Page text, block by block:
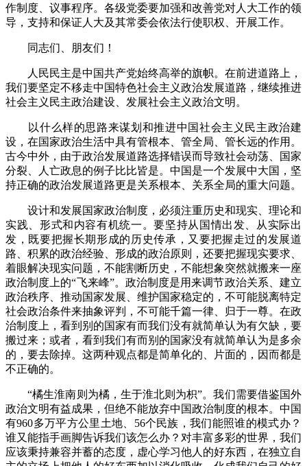
作制度、议事程序。各级党委要加强和改善党对人大工作的领
导，支持和保证人大及其常委会依法行使职权、开展工作。
同志们、朋友们！
人民民主是中国共产党始终高举的旗帜。在前进道路上，
我们要坚定不移走中国特色社会主义政治发展道路，继续推进
社会主义民主政治建设、发展社会主义政治文明。
以什么样的思路来谋划和推进中国社会主义民主政治建
设，在国家政治生活中具有管根本、管全局、管长远的作用。
古今中外，由于政治发展道路选择错误而导致社会动荡、国家
分裂、人亡政息的例子比比皆是。中国是一个发展中大国，坚
持正确的政治发展道路更是关系根本、关系全局的重大问题。
设计和发展国家政治制度，必须注重历史和现实、理论和
实践、形式和内容有机统一。要坚持从国情出发、从实际出
发，既要把握长期形成的历史传承，又要把握走过的发展道
路、积累的政治经验、形成的政治原则，还要把握现实要求、
着眼解决现实问题，不能割断历史，不能想象突然就搬来一座
政治制度上的“飞来峰”。政治制度是用来调节政治关系、建立
政治秩序、推动国家发展、维护国家稳定的，不可能脱离特定
社会政治条件来抽象评判，不可能千篇一律、归于一尊。在政
治制度上，看到别的国家有而我们没有就简单认为有欠缺，要
搬过来；或者，看到我们有而别的国家没有就简单认为是多余
的，要去除掉。这两种观点都是简单化的、片面的，因而都是
不正确的。
“橘生淮南则为橘，生于淮北则为枳”。我们需要借鉴国外
政治文明有益成果，但绝不能放弃中国政治制度的根本。中国
有960多万平方公里土地、56个民族，我们能照谁的模式办？
谁又能指手画脚告诉我们该怎么办？对丰富多彩的世界，我们
应该秉持兼容并蓄的态度，虚心学习他人的好东西，在独立自